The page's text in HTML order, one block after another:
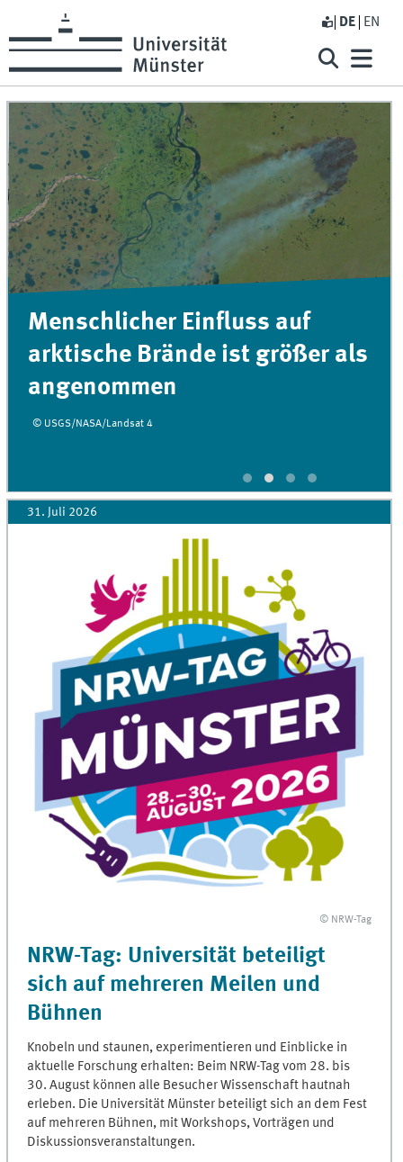
DE EN
Menschlicher Einfluss auf
arktische Brände ist größer als
angenommen
© USGS/NASA/Landsat 4
31. Juli 2026
© NRW-Tag
NRW-Tag: Universität beteiligt
sich auf mehreren Meilen und
Bühnen
Knobeln und staunen, experimentieren und Einblicke in
aktuelle Forschung erhalten: Beim NRW-Tag vom 28. bis
30. August können alle Besucher Wissenschaft hautnah
erleben. Die Universität Münster beteiligt sich an dem Fest
auf mehreren Bühnen, mit Workshops, Vorträgen und
Diskussionsveranstaltungen.